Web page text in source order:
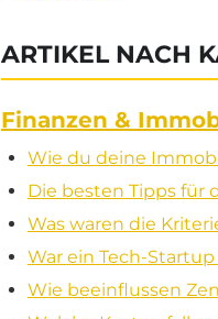
ARTIKEL NACH
Finanzen &
Wie du deine
Die besten Tipps für
Was waren die
War ein Tech-
Wie beeinflussen